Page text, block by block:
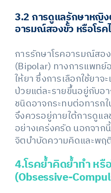
3.2 การดูแลรักษาหญิ
อารมณ์สองขั้ว หรือโรค
การรักษาโรคอารมณ์สอ
(Bipolar) ทางการแพทย์
ให้ยา ซึ่งการเลือกใช้ยา
ป่วยแต่ละรายขึ้นอยู่กับอ
ชนิดอาจกระทบต่อทารก
จึงควรอยู่ภายใต้การดูแ
อย่างเคร่งครัด นอกจาก
จิตบำบัดความคิดและพฤ
4.โรคย้ำคิดย้ำทำ หรื
(Obsessive-